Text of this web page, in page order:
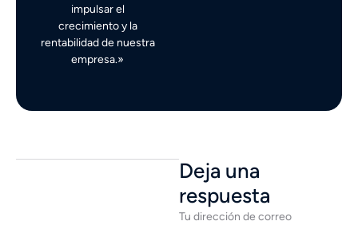
impulsar el
crecimiento y la
rentabilidad de nuestra
empresa.»
Deja una
respuesta
Tu dirección de correo